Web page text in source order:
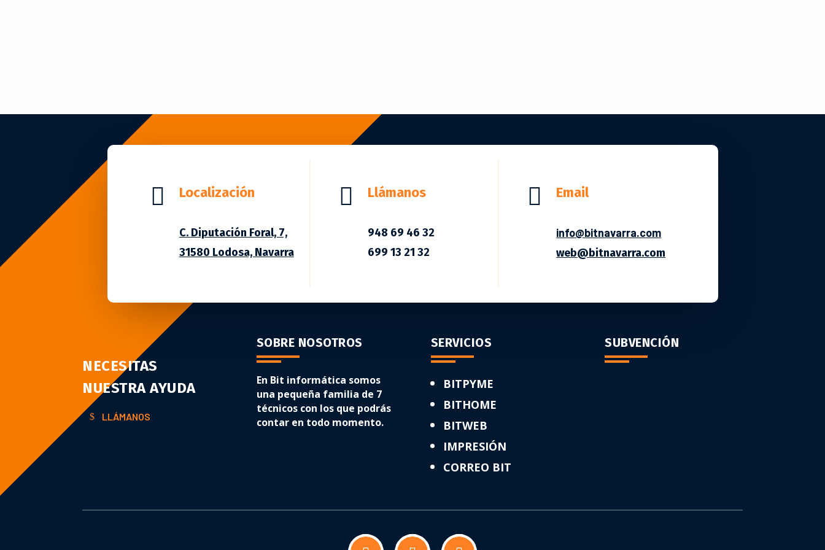
 Localización
C. Diputación Foral, 7,
31580 Lodosa, Navarra
 Llámanos
948 69 46 32
699 13 21 32
 Email
info@bitnavarra.com
web@bitnavarra.com
NECESITAS
NUESTRA AYUDA
LLÁMANOS
SOBRE NOSOTROS
En Bit informática somos
una pequeña familia de 7
técnicos con los que podrás
contar en todo momento.
SERVICIOS
BITPYME
BITHOME
BITWEB
IMPRESIÓN
CORREO BIT
SUBVENCIÓN